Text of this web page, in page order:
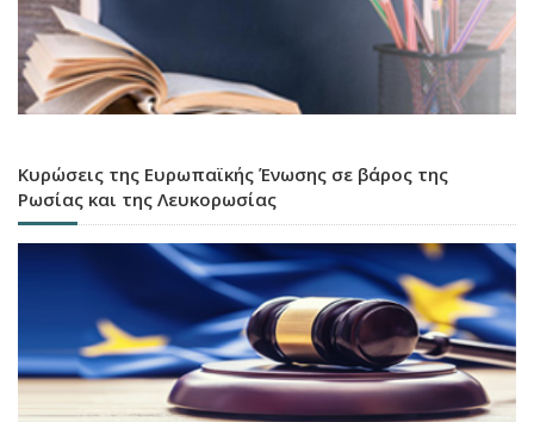
Κυρώσεις της Ευρωπαϊκής Ένωσης σε βάρος της
Ρωσίας και της Λευκορωσίας